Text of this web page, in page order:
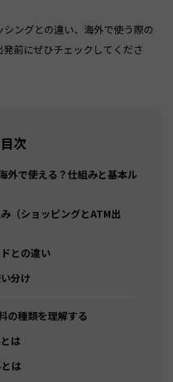
ングとの違い、海外で使う際の
前にぜひチェックしてくださ
目次
外で使える？仕組みと基本ル
（ショッピングとATM出
との違い
分け
の種類を理解する
は
は